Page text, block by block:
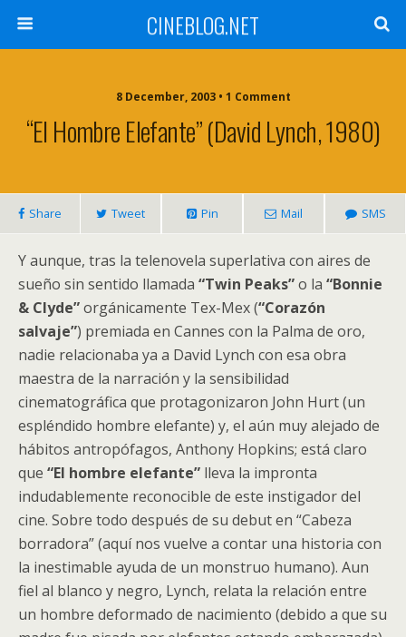
CINEBLOG.NET
8 December, 2003 • 1 Comment
“El Hombre Elefante” (David Lynch, 1980)
Share Tweet Pin Mail SMS
Y aunque, tras la telenovela superlativa con aires de
sueño sin sentido llamada “Twin Peaks”o la “Bonnie
& Clyde”orgánicamente Tex-Mex (“Corazón
salvaje”) premiada en Cannes con la Palma de oro,
nadie relacionaba ya a David Lynch con esa obra
maestra de la narración y la sensibilidad
cinematográfica que protagonizaron John Hurt (un
espléndido hombre elefante) y, el aún muy alejado de
hábitos antropófagos, Anthony Hopkins; está claro
que “El hombre elefante” lleva la impronta
indudablemente reconocible de este instigador del
cine. Sobre todo después de su debut en “Cabeza
borradora” (aquí nos vuelve a contar una historia con
la inestimable ayuda de un monstruo humano). Aun
fiel al blanco y negro, Lynch, relata la relación entre
un hombre deformado de nacimiento (debido a que su